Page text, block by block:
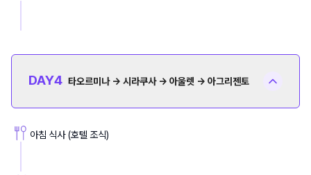
DAY4 타오르미나 → 시라쿠사 → 아울렛 → 아그리젠토
아침 식사 (호텔 조식)